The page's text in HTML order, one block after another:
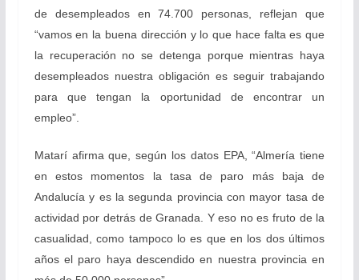
de desempleados en 74.700 personas, reflejan que
“vamos en la buena dirección y lo que hace falta es que
la recuperación no se detenga porque mientras haya
desempleados nuestra obligación es seguir trabajando
para que tengan la oportunidad de encontrar un
empleo”.
Matarí afirma que, según los datos EPA, “Almería tiene
en estos momentos la tasa de paro más baja de
Andalucía y es la segunda provincia con mayor tasa de
actividad por detrás de Granada. Y eso no es fruto de la
casualidad, como tampoco lo es que en los dos últimos
años el paro haya descendido en nuestra provincia en